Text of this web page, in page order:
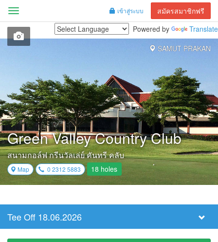
เข้าสู่ระบบ สมัครสมาชิกฟรี
Menu
Powered by
Translate
SAMUT PRAKAN
Green Valley Country Club
สนามกอล์ฟ กรีนวัลเล่ย์ คันทรี คลับ
Map 0 2312 5883 18 holes
Select
Tee
Time
Tee Off 18.06.2026